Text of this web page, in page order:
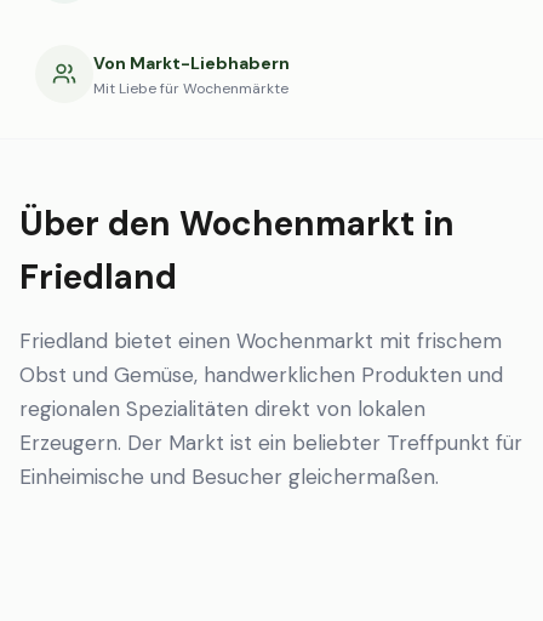
Von Markt-Liebhabern
Mit Liebe für Wochenmärkte
Über den Wochenmarkt in
Friedland
Friedland bietet einen Wochenmarkt mit frischem
Obst und Gemüse, handwerklichen Produkten und
regionalen Spezialitäten direkt von lokalen
Erzeugern. Der Markt ist ein beliebter Treffpunkt für
Einheimische und Besucher gleichermaßen.